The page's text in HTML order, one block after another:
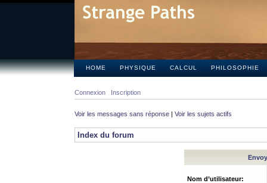
HOME PHYSIQUE CALCUL PHILOSOPHIE
Connexion Inscription
Voir les messages sans réponse | Voir les sujets actifs
Index du forum
Nom d’utilisateur: